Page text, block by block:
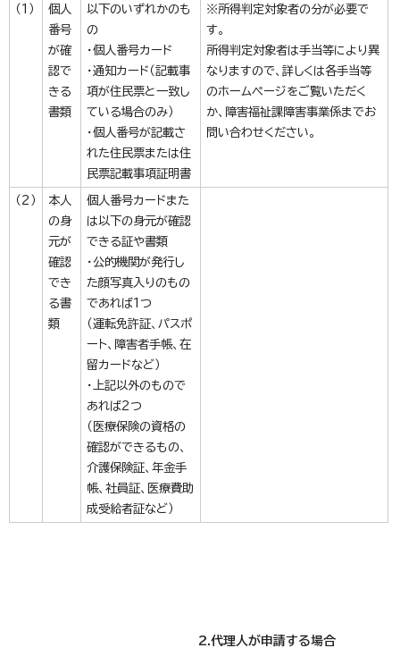
（1）
個人
番号
が確
認で
きる
書類
以下のいずれかのも
の
・個人番号カード
・通知カード（記載事
項が住民票と一致し
ている場合のみ）
・個人番号が記載さ
れた住民票または住
民票記載事項証明書
※所得判定対象者の分が必要で
す。
所得判定対象者は手当等により異
なりますので、詳しくは各手当等
のホームページをご覧いただく
か、障害福祉課障害事業係までお
問い合わせください。
（2）
本人
の身
元が
確認
でき
る書
類
個人番号カードまた
は以下の身元が確認
できる証や書類
・公的機関が発行し
た顔写真入りのもの
であれば1つ
（運転免許証、パスポ
ート、障害者手帳、在
留カードなど）
・上記以外のもので
あれば2つ
（医療保険の資格の
確認ができるもの、
介護保険証、年金手
帳、社員証、医療費助
成受給者証など）
2.代理人が申請する場合